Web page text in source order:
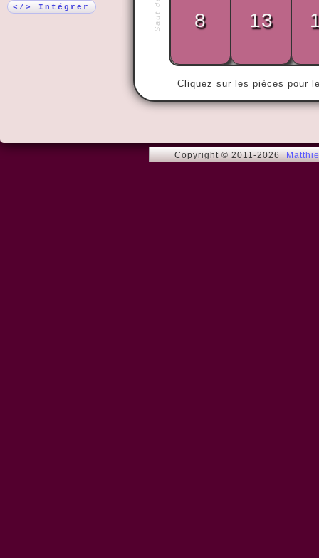
</> Intégrer
Cliquez sur les pièces pour
8 13
Copyright © 2011-2026